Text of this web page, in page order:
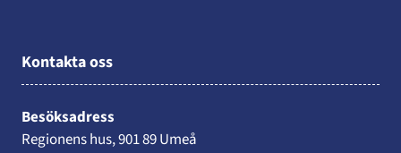
Kontakta oss
Besöksadress
Regionens hus, 901 89 Umeå